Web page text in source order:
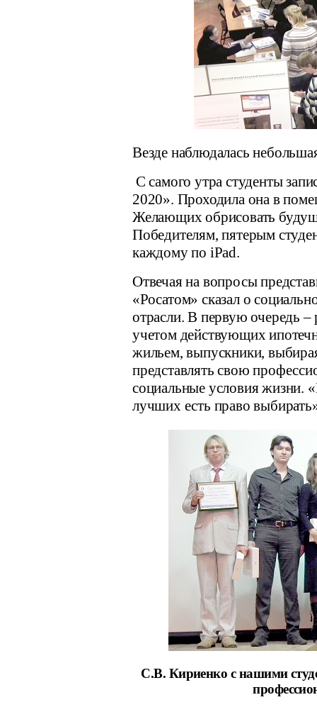
Везде наблюдалась
С самого утра студенты
2020». Проходила она в
Желающих обрисовать
Победителям, пятерым
каждому по iPad.
Отвечая на вопросы
«Росатом» сказал о
отрасли. В первую очередь
учетом действующих
жильем, выпускники,
представлять свою
социальные условия
лучших есть право
С.В. Кириенко с нашими